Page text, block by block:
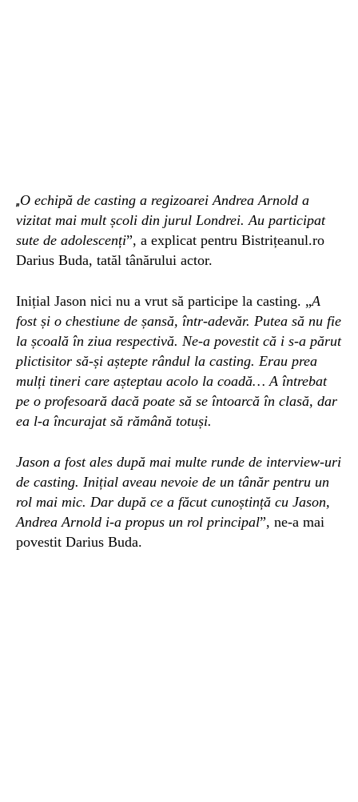
„O echipă de casting a regizoarei Andrea Arnold a
vizitat mai mult școli din jurul Londrei. Au participat
sute de adolescenți”, a explicat pentru Bistrițeanul.ro
Darius Buda, tatăl tânărului actor.
Inițial Jason nici nu a vrut să participe la casting. „A
fost și o chestiune de șansă, într-adevăr. Putea să nu fie
la școală în ziua respectivă. Ne-a povestit că i s-a părut
plictisitor să-și aștepte rândul la casting. Erau prea
mulți tineri care așteptau acolo la coadă… A întrebat
pe o profesoară dacă poate să se întoarcă în clasă, dar
ea l-a încurajat să rămână totuși.
Jason a fost ales după mai multe runde de interview-uri
de casting. Inițial aveau nevoie de un tânăr pentru un
rol mai mic. Dar după ce a făcut cunoștință cu Jason,
Andrea Arnold i-a propus un rol principal”, ne-a mai
povestit Darius Buda.